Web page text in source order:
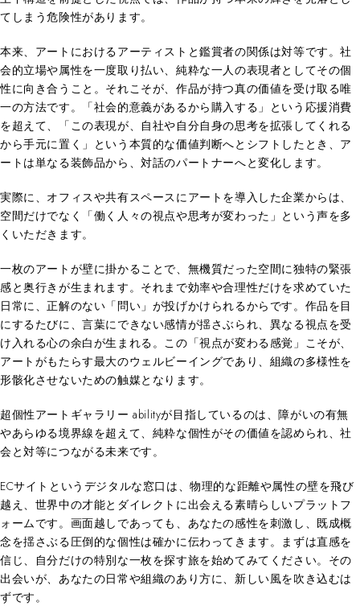
てしまう危険性があります。
本来、アートにおけるアーティストと鑑賞者の関係は対等です。社
会的立場や属性を一度取り払い、純粋な一人の表現者としてその個
性に向き合うこと。それこそが、作品が持つ真の価値を受け取る唯
一の方法です。「社会的意義があるから購入する」という応援消費
を超えて、「この表現が、自社や自分自身の思考を拡張してくれる
から手元に置く」という本質的な価値判断へとシフトしたとき、ア
ートは単なる装飾品から、対話のパートナーへと変化します。
実際に、オフィスや共有スペースにアートを導入した企業からは、
空間だけでなく「働く人々の視点や思考が変わった」という声を多
くいただきます。
一枚のアートが壁に掛かることで、無機質だった空間に独特の緊張
感と奥行きが生まれます。それまで効率や合理性だけを求めていた
日常に、正解のない「問い」が投げかけられるからです。作品を目
にするたびに、言葉にできない感情が揺さぶられ、異なる視点を受
け入れる心の余白が生まれる。この「視点が変わる感覚」こそが、
アートがもたらす最大のウェルビーイングであり、組織の多様性を
形骸化させないための触媒となります。
超個性アートギャラリー abilityが目指しているのは、障がいの有無
やあらゆる境界線を超えて、純粋な個性がその価値を認められ、社
会と対等につながる未来です。
ECサイトというデジタルな窓口は、物理的な距離や属性の壁を飛び
越え、世界中の才能とダイレクトに出会える素晴らしいプラットフ
ォームです。画面越しであっても、あなたの感性を刺激し、既成概
念を揺さぶる圧倒的な個性は確かに伝わってきます。まずは直感を
信じ、自分だけの特別な一枚を探す旅を始めてみてください。その
出会いが、あなたの日常や組織のあり方に、新しい風を吹き込むは
ずです。